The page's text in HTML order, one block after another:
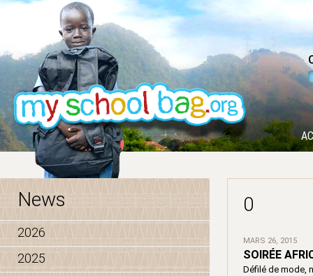
News
2026
2025
0
MARS 26, 2015
SOIRÉE
Défilé de mode,